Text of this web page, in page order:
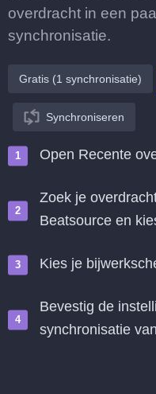
overdracht in een
synchronisatie.
Gratis (1 synchronisatie)
Synchroniseren
Open Recente
Zoek je
Beatsource en
Kies je
Bevestig de
synchronisatie